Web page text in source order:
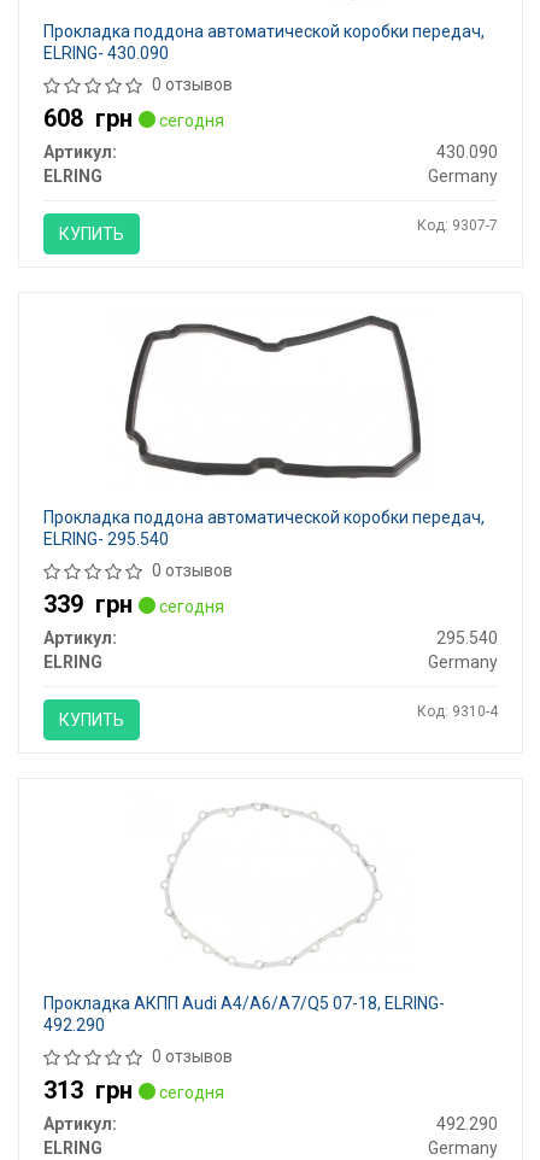
Прокладка поддона автоматической коробки передач,
ELRING- 430.090
0 отзывов
608 грн
сегодня
Артикул:
430.090
ELRING
Germany
КУПИТЬ Код: 9307-7
Прокладка поддона автоматической коробки передач,
ELRING- 295.540
0 отзывов
339 грн
сегодня
Артикул:
295.540
ELRING
Germany
КУПИТЬ Код: 9310-4
Прокладка АКПП Audi A4/A6/A7/Q5 07-18, ELRING-
492.290
0 отзывов
313 грн
сегодня
Артикул:
492.290
ELRING
Germany